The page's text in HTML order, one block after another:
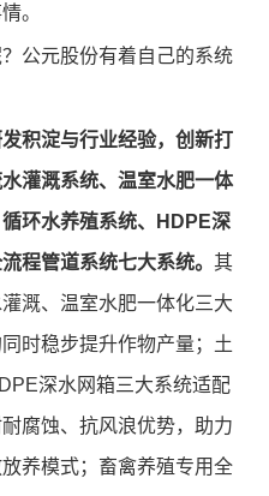
。
公元股份有着自己的系统
积淀与行业经验， 创新打
灌溉系统、温室水肥一体
环水养殖系统、HDPE深
程管道系统七大系统。 其
溉、温室水肥一体化三大
时稳步提升作物产量；土
深水网箱三大系统适配
腐蚀、抗风浪优势，助力
养模式；畜禽养殖专用全